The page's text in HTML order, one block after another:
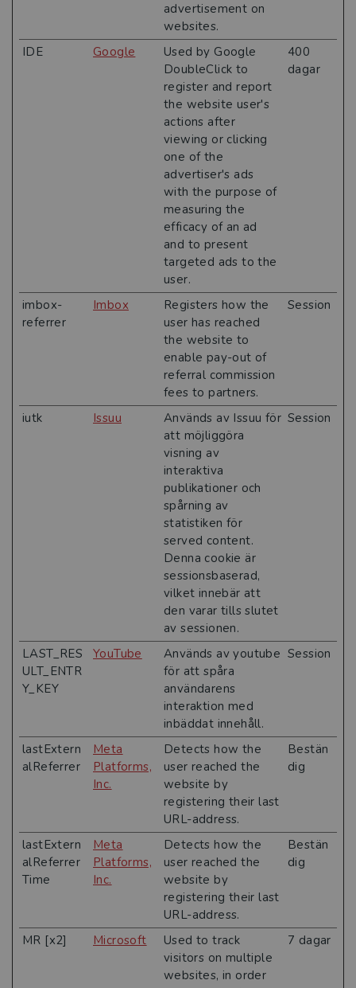
advertisement on
websites.
IDE Google
Used by Google
DoubleClick to
register and report
the website user's
actions after
viewing or clicking
one of the
advertiser's ads
with the purpose of
measuring the
efficacy of an ad
and to present
targeted ads to the
user.
400
dagar
imbox-
referrer
Imbox
Registers how the
user has reached
the website to
enable pay-out of
referral commission
fees to partners.
Session
iutk Issuu
Används av Issuu för
att möjliggöra
visning av
interaktiva
publikationer och
spårning av
statistiken för
served content.
Denna cookie är
sessionsbaserad,
vilket innebär att
den varar tills slutet
av sessionen.
Session
LAST_RES
ULT_ENTR
Y_KEY
YouTube
Används av youtube
för att spåra
användarens
interaktion med
inbäddat innehåll.
Session
lastExtern
alReferrer
Meta
Platforms,
Inc.
Detects how the
user reached the
website by
registering their last
URL-address.
Bestän
dig
lastExtern
alReferrer
Time
Meta
Platforms,
Inc.
Detects how the
user reached the
website by
registering their last
URL-address.
Bestän
dig
MR [x2] Microsoft
Used to track
visitors on multiple
websites, in order
7 dagar